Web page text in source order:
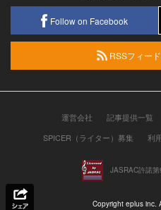
Follow on Facebook
RSSフィー
運営会社 記事提供一覧
SPICER（ライター）募集
利
JASRAC許諾
Copyright eplus inc.